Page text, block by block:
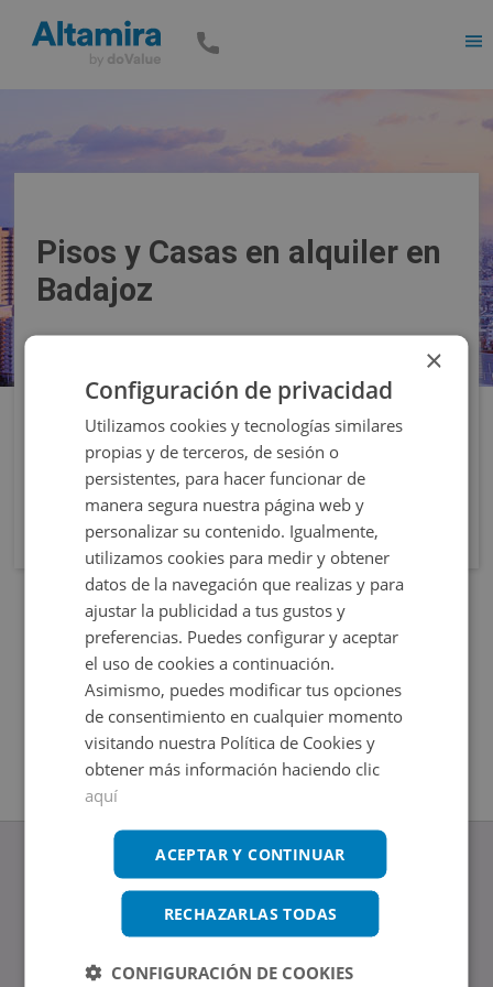
Pisos y Casas en alquiler en
Badajoz
Filtros
www.altamirainmuebles.com
Edificio Skylight
Avenida de Manoteras 14-16, 28050, Madrid
×
Configuración de privacidad
Utilizamos cookies y tecnologías similares
propias y de terceros, de sesión o
persistentes, para hacer funcionar de
manera segura nuestra página web y
personalizar su contenido. Igualmente,
utilizamos cookies para medir y obtener
datos de la navegación que realizas y para
ajustar la publicidad a tus gustos y
preferencias. Puedes configurar y aceptar
el uso de cookies a continuación.
Asimismo, puedes modificar tus opciones
de consentimiento en cualquier momento
visitando nuestra Política de Cookies y
obtener más información haciendo clic
aquí
ACEPTAR Y CONTINUAR
RECHAZARLAS TODAS
CONFIGURACIÓN DE COOKIES